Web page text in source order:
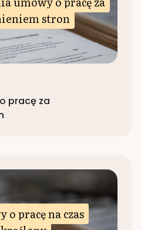
stron
pracę za
o pracę na czas